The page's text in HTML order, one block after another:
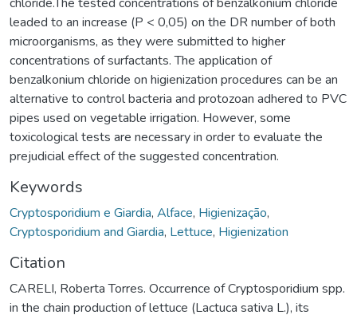
leaded to an increase (P < 0,05) on the DR number of both
microorganisms, as they were submitted to higher
concentrations of surfactants. The application of
benzalkonium chloride on higienization procedures can be an
alternative to control bacteria and protozoan adhered to PVC
pipes used on vegetable irrigation. However, some
toxicological tests are necessary in order to evaluate the
prejudicial effect of the suggested concentration.
Keywords
Cryptosporidium e Giardia, Alface, Higienização,
Cryptosporidium and Giardia, Lettuce, Higienization
Citation
CARELI, Roberta Torres. Occurrence of Cryptosporidium spp.
in the chain production of lettuce (Lactuca sativa L.), its